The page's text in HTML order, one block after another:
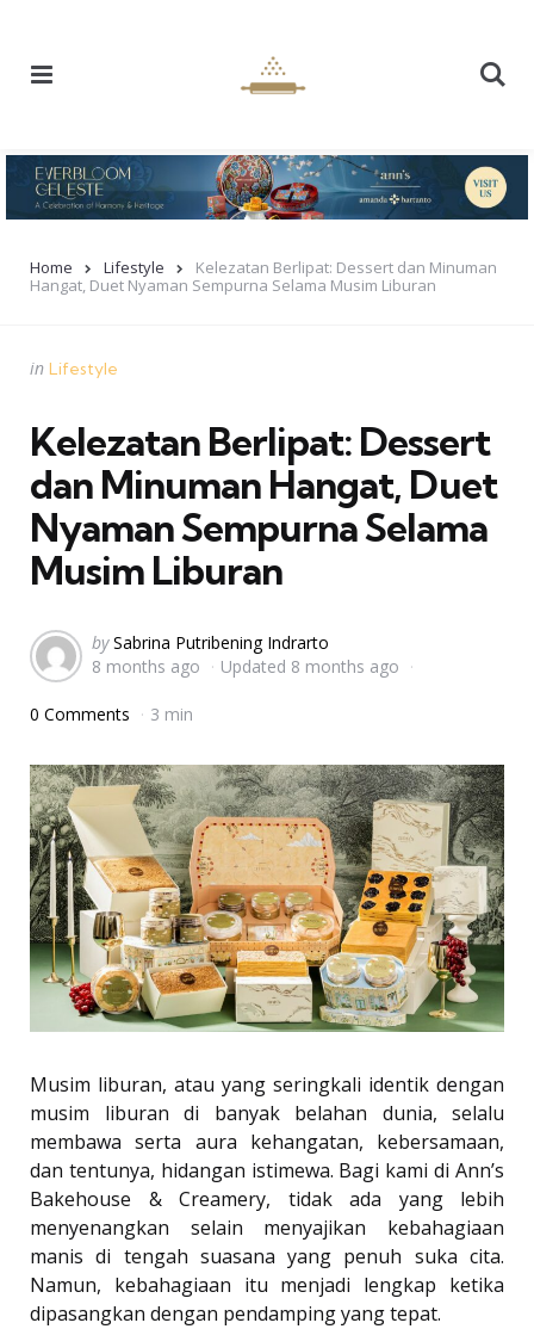
Home Lifestyle
Kelezatan Berlipat: Dessert dan Minuman
Hangat, Duet Nyaman Sempurna Selama Musim Liburan
Categories
Posted
in Lifestyle
Kelezatan Berlipat: Dessert
dan Minuman Hangat, Duet
Nyaman Sempurna Selama
Musim Liburan
Posted
by
by Sabrina Putribening Indrarto
8 months ago
Updated 8 months ago
0 Comments 3 min
Musim liburan, atau yang seringkali identik dengan
musim liburan di banyak belahan dunia, selalu
membawa serta aura kehangatan, kebersamaan,
dan tentunya, hidangan istimewa. Bagi kami di Ann’s
Bakehouse & Creamery, tidak ada yang lebih
menyenangkan selain menyajikan kebahagiaan
manis di tengah suasana yang penuh suka cita.
Namun, kebahagiaan itu menjadi lengkap ketika
dipasangkan dengan pendamping yang tepat.